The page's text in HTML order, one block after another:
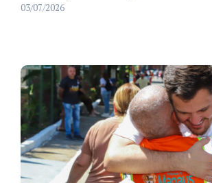
03/07/2026